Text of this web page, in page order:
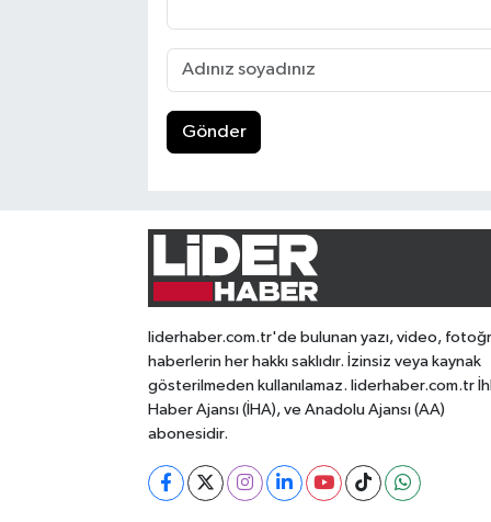
Gönder
liderhaber.com.tr'de bulunan yazı, video,
haberlerin her hakkı saklıdır. İzinsiz veya kaynak
gösterilmeden kullanılamaz. liderhaber.com.tr
Haber Ajansı (İHA), ve Anadolu Ajansı (AA)
abonesidir.